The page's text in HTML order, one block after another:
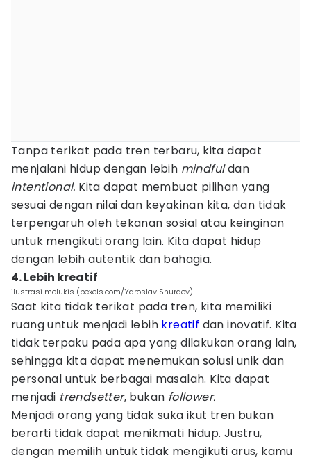
Tanpa terikat pada tren terbaru, kita dapat
menjalani hidup dengan lebih mindfuldan
intentional. Kita dapat membuat pilihan yang
sesuai dengan nilai dan keyakinan kita, dan tidak
terpengaruh oleh tekanan sosial atau keinginan
untuk mengikuti orang lain. Kita dapat hidup
dengan lebih autentik dan bahagia.
4. Lebih kreatif
ilustrasi melukis (pexels.com/Yaroslav Shuraev)
Saat kita tidak terikat pada tren, kita memiliki
ruang untuk menjadi lebih kreatif dan inovatif. Kita
tidak terpaku pada apa yang dilakukan orang lain,
sehingga kita dapat menemukan solusi unik dan
personal untuk berbagai masalah. Kita dapat
menjadi trendsetter, bukan follower.
Menjadi orang yang tidak suka ikut tren bukan
berarti tidak dapat menikmati hidup. Justru,
dengan memilih untuk tidak mengikuti arus, kamu